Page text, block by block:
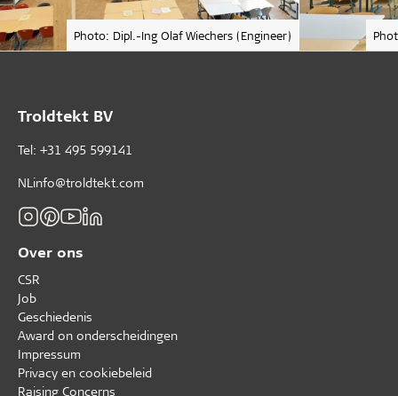
Photo: Dipl.-Ing Olaf Wiechers (Engineer)
Troldtekt BV
Tel: +31 495 599141
NLinfo@troldtekt.com
Over ons
CSR
Job
Geschiedenis
Award on onderscheidingen
Impressum
Privacy en cookiebeleid
Raising Concerns